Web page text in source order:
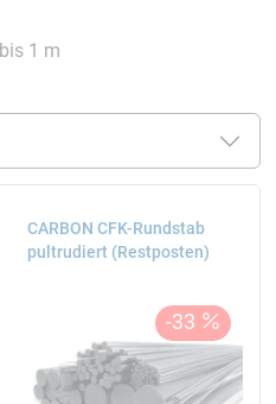
bis 1 m
CARBON CFK-Rundstab
pultrudiert (Restposten)